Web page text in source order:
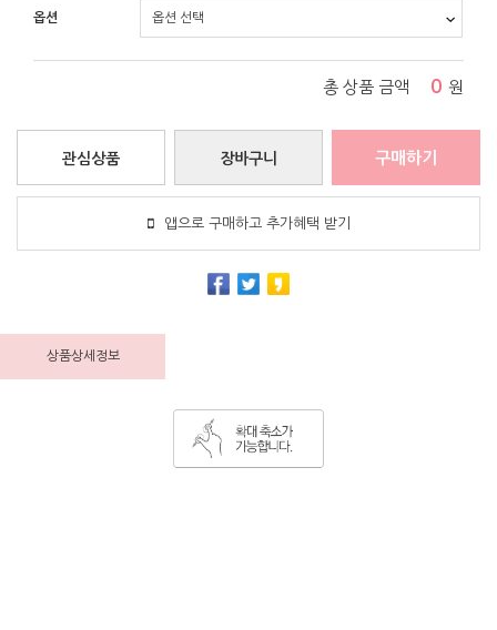
옵션
총 상품 금액 0 원
장바구니
관심상품 구매하기
앱으로 구매하고 추가혜택 받기
상품상세정보